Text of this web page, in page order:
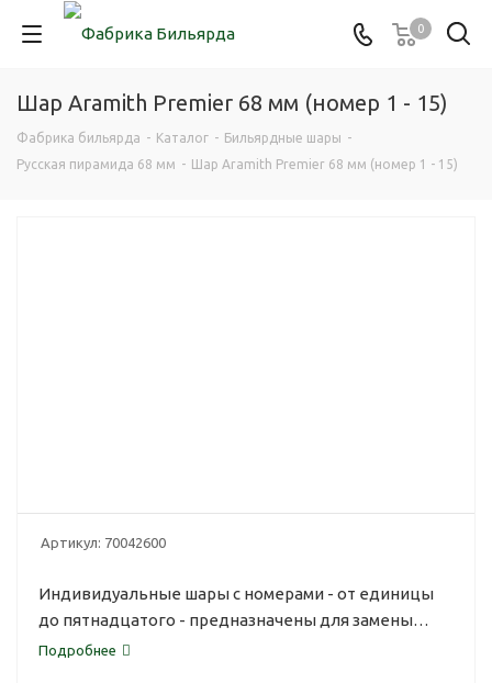
0
Шар Aramith Premier 68 мм (номер 1 - 15)
Фабрика бильярда - Каталог - Бильярдные шары -
Русская пирамида 68 мм - Шар Aramith Premier 68 мм (номер 1 - 15)
Артикул: 70042600
Индивидуальные шары с номерами - от единицы
до пятнадцатого - предназначены для замены
потерявшихся либо поврежденных шаров для
Подробнее